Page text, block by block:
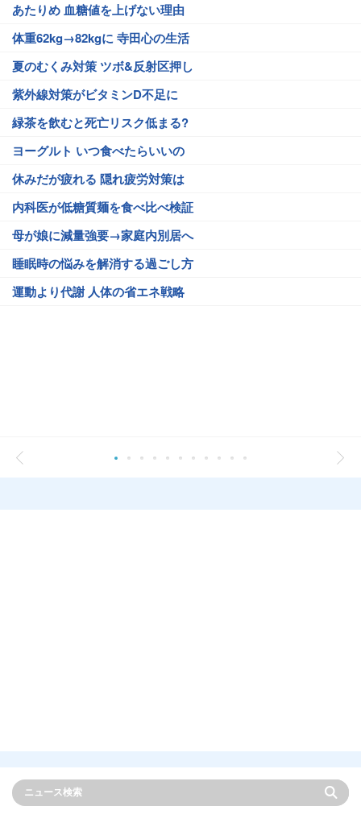
あたりめ 血糖値を上げない理由
体重62kg→82kgに 寺田心の生活
夏のむくみ対策 ツボ&反射区押し
紫外線対策がビタミンD不足に
緑茶を飲むと死亡リスク低まる?
ヨーグルト いつ食べたらいいの
休みだが疲れる 隠れ疲労対策は
内科医が低糖質麺を食べ比べ検証
母が娘に減量強要→家庭内別居へ
睡眠時の悩みを解消する過ごし方
運動より代謝 人体の省エネ戦略